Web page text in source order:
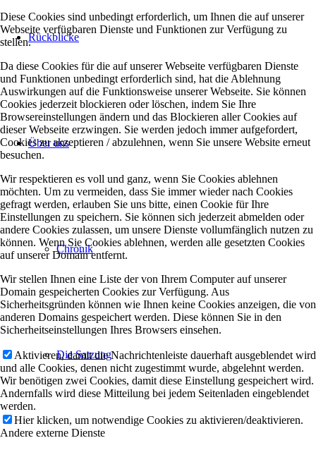
Rückblicke
Über uns
Chronik
Die Satzung
Diese Cookies sind unbedingt erforderlich, um Ihnen die auf unserer
Webseite verfügbaren Dienste und Funktionen zur Verfügung zu
stellen.
Da diese Cookies für die auf unserer Webseite verfügbaren Dienste
und Funktionen unbedingt erforderlich sind, hat die Ablehnung
Auswirkungen auf die Funktionsweise unserer Webseite. Sie können
Cookies jederzeit blockieren oder löschen, indem Sie Ihre
Browsereinstellungen ändern und das Blockieren aller Cookies auf
dieser Webseite erzwingen. Sie werden jedoch immer aufgefordert,
Cookies zu akzeptieren / abzulehnen, wenn Sie unsere Website erneut
besuchen.
Wir respektieren es voll und ganz, wenn Sie Cookies ablehnen
möchten. Um zu vermeiden, dass Sie immer wieder nach Cookies
gefragt werden, erlauben Sie uns bitte, einen Cookie für Ihre
Einstellungen zu speichern. Sie können sich jederzeit abmelden oder
andere Cookies zulassen, um unsere Dienste vollumfänglich nutzen zu
können. Wenn Sie Cookies ablehnen, werden alle gesetzten Cookies
auf unserer Domain entfernt.
Wir stellen Ihnen eine Liste der von Ihrem Computer auf unserer
Domain gespeicherten Cookies zur Verfügung. Aus
Sicherheitsgründen können wie Ihnen keine Cookies anzeigen, die von
anderen Domains gespeichert werden. Diese können Sie in den
Sicherheitseinstellungen Ihres Browsers einsehen.
Aktivieren, damit die Nachrichtenleiste dauerhaft ausgeblendet wird
und alle Cookies, denen nicht zugestimmt wurde, abgelehnt werden.
Wir benötigen zwei Cookies, damit diese Einstellung gespeichert wird.
Andernfalls wird diese Mitteilung bei jedem Seitenladen eingeblendet
werden.
Hier klicken, um notwendige Cookies zu aktivieren/deaktivieren.
Andere externe Dienste